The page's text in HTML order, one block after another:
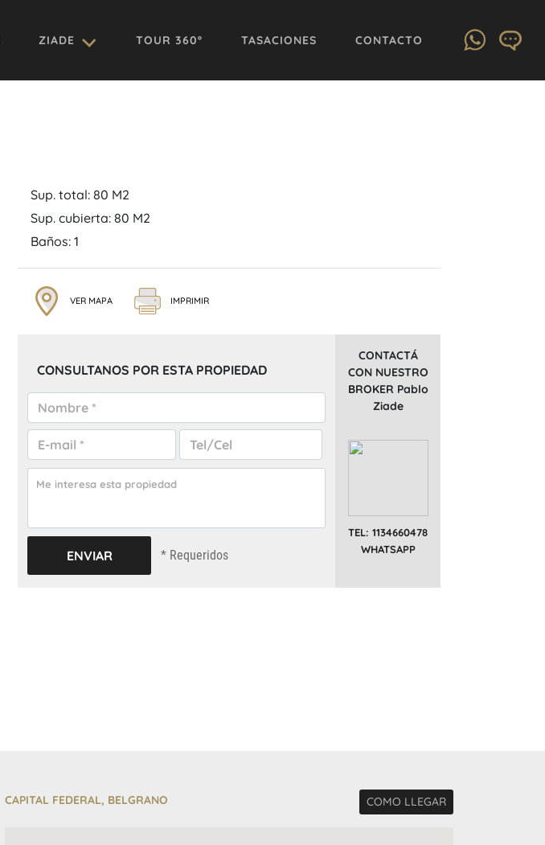
ZIADE TOUR 360º TASACIONES CONTACTO
Sup. total: 80 M2
Sup. cubierta: 80 M2
Baños: 1
VER MAPA IMPRIMIR
CONSULTANOS POR ESTA PROPIEDAD
* Requeridos
CONTACTÁ
CON NUESTRO
BROKER Pablo
Ziade
TEL: 1134660478
WHATSAPP
CAPITAL FEDERAL, BELGRANO COMO LLEGAR